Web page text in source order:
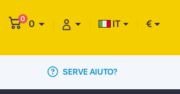
0 0 IT €
SERVE AIUTO?